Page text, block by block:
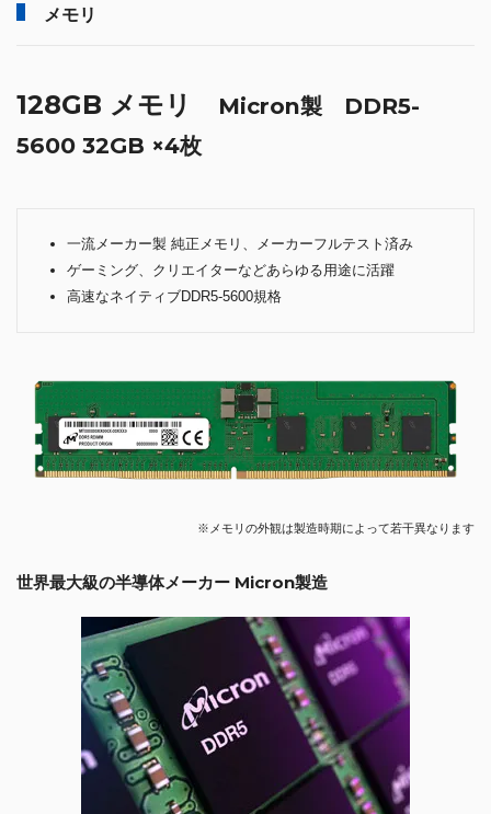
メモリ
128GB メモリ
Micron製 DDR5-
5600 32GB ×4枚
一流メーカー製 純正メモリ、メーカーフルテスト済み
ゲーミング、クリエイターなどあらゆる用途に活躍
高速なネイティブDDR5-5600規格
※メモリの外観は製造時期によって若干異なります
世界最大級の半導体メーカー Micron製造